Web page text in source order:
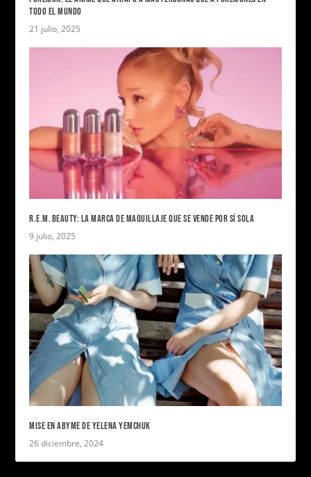
TODO EL MUNDO
21 julio, 2025
R.E.M. BEAUTY: LA MARCA DE MAQUILLAJE QUE SE VENDE POR SÍ SOLA
9 julio, 2025
MISE EN ABYME DE YELENA YEMCHUK
26 diciembre, 2024